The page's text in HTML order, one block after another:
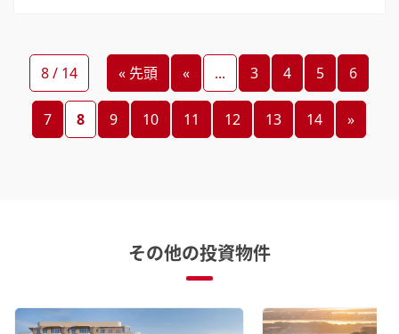
8 / 14 « 先頭 « ... 3 4 5 6
7 8 9 10 11 12 13 14 »
その他の投資物件